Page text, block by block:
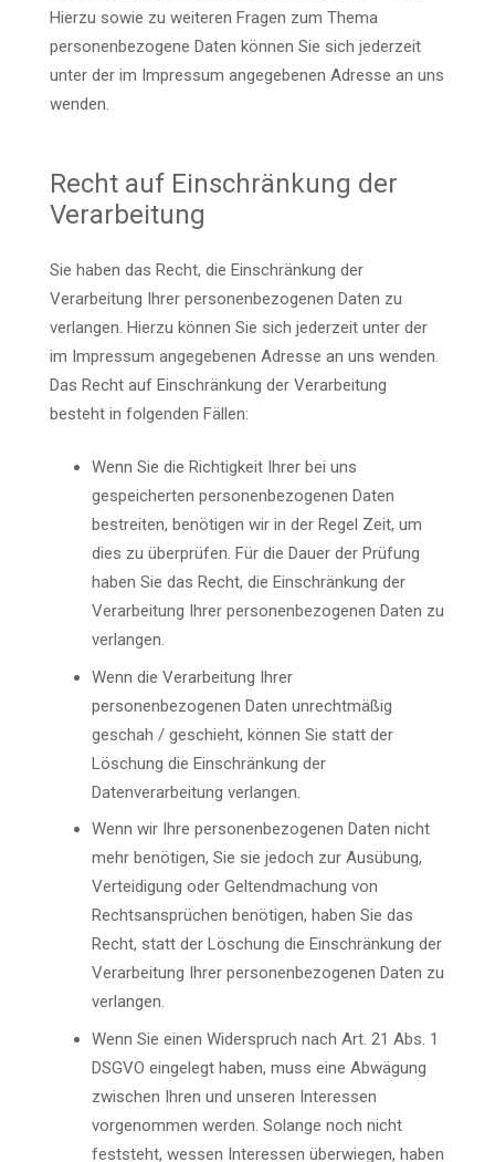
Hierzu sowie zu weiteren Fragen zum Thema
personenbezogene Daten können Sie sich jederzeit
unter der im Impressum angegebenen Adresse an uns
wenden.
Recht auf Einschränkung der
Verarbeitung
Sie haben das Recht, die Einschränkung der
Verarbeitung Ihrer personenbezogenen Daten zu
verlangen. Hierzu können Sie sich jederzeit unter der
im Impressum angegebenen Adresse an uns wenden.
Das Recht auf Einschränkung der Verarbeitung
besteht in folgenden Fällen:
Wenn Sie die Richtigkeit Ihrer bei uns
gespeicherten personenbezogenen Daten
bestreiten, benötigen wir in der Regel Zeit, um
dies zu überprüfen. Für die Dauer der Prüfung
haben Sie das Recht, die Einschränkung der
Verarbeitung Ihrer personenbezogenen Daten zu
verlangen.
Wenn die Verarbeitung Ihrer
personenbezogenen Daten unrechtmäßig
geschah / geschieht, können Sie statt der
Löschung die Einschränkung der
Datenverarbeitung verlangen.
Wenn wir Ihre personenbezogenen Daten nicht
mehr benötigen, Sie sie jedoch zur Ausübung,
Verteidigung oder Geltendmachung von
Rechtsansprüchen benötigen, haben Sie das
Recht, statt der Löschung die Einschränkung der
Verarbeitung Ihrer personenbezogenen Daten zu
verlangen.
Wenn Sie einen Widerspruch nach Art. 21 Abs. 1
DSGVO eingelegt haben, muss eine Abwägung
zwischen Ihren und unseren Interessen
vorgenommen werden. Solange noch nicht
feststeht, wessen Interessen überwiegen, haben